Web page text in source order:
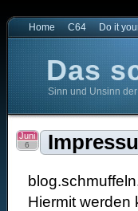
Home C64 Do it
Das
Sinn und Unsinn
Juni
6
Hiermit werden
Blog der Welt